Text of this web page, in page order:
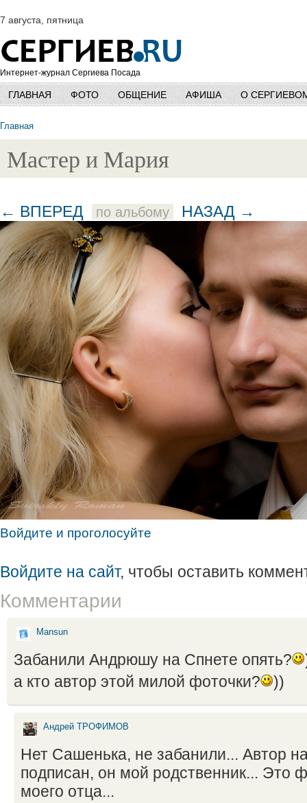
7 августа, пятница
Интернет-журнал Сергиева Посада
ГЛАВНАЯ ФОТО ОБЩЕНИЕ АФИША О
Главная
Мастер и Мария
← ВПЕРЕД по альбому НАЗАД →
Войдите и проголосуйте
Войдите на сайт, чтобы оставить
Комментарии
Mansun
Забанили Андрюшу на Спнете опять?
а кто автор этой милой фоточки?
))
Андрей ТРОФИМОВ
Нет Сашенька, не забанили... Автор
подписан, он мой родственник... Это
моего отца...